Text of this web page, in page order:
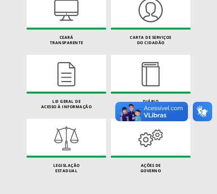
CEARÁ
TRANSPARENTE
CARTA DE SERVIÇOS
DO CIDADÃO
LEI GERAL DE
ACESSO À INFORMAÇÃO
DIÁRIO
OFICIAL
LEGISLAÇÃO
ESTADUAL
AÇÕES DE
GOVERNO